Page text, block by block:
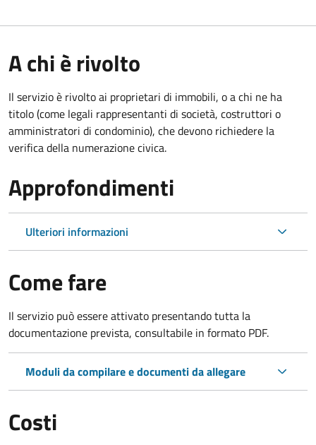
A chi è rivolto
Il servizio è rivolto ai proprietari di immobili, o a chi ne ha
titolo (come legali rappresentanti di società, costruttori o
amministratori di condominio), che devono richiedere la
verifica della numerazione civica.
Approfondimenti
Ulteriori informazioni
Come fare
Il servizio può essere attivato presentando tutta la
documentazione prevista, consultabile in formato PDF.
Moduli da compilare e documenti da allegare
Costi